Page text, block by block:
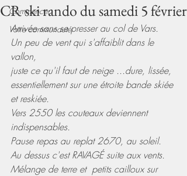
Commencer
Votre communauté
CR ski rando du samedi 5 février
Arrivée sans se presser au col de Vars.
Un peu de vent qui s'affaiblit dans le
vallon,
juste ce qu'il faut de neige ...dure, lissée,
essentiellement sur une étroite bande skiée
et reskiée.
Vers 2550 les couteaux deviennent
indispensables.
Pause repas au replat 2670, au soleil.
Au dessus c'est RAVAGÉ suite aux vents.
Mélange de terre et  petits cailloux sur